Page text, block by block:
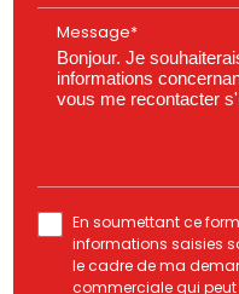
Message*
En soumettant ce
informations saisies
le cadre de ma
commerciale qui